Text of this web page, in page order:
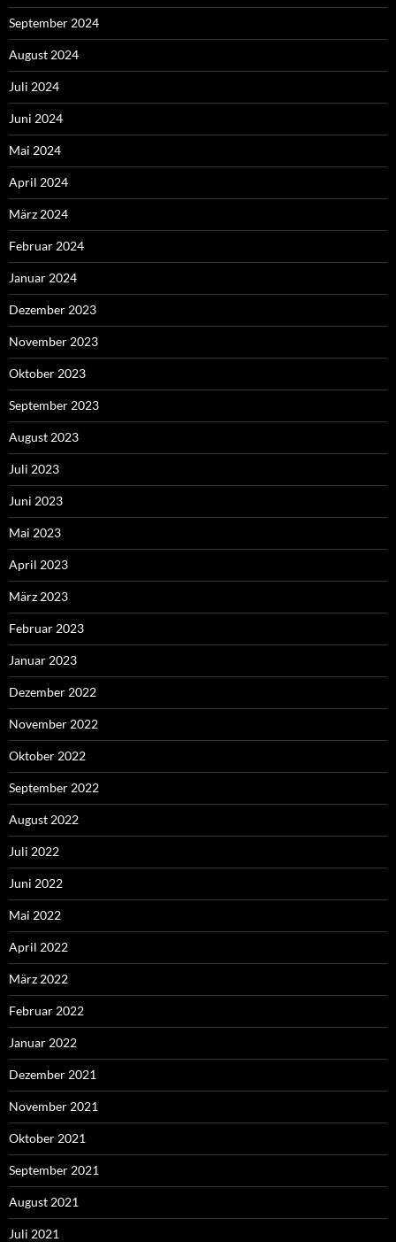
September 2024
August 2024
Juli 2024
Juni 2024
Mai 2024
April 2024
März 2024
Februar 2024
Januar 2024
Dezember 2023
November 2023
Oktober 2023
September 2023
August 2023
Juli 2023
Juni 2023
Mai 2023
April 2023
März 2023
Februar 2023
Januar 2023
Dezember 2022
November 2022
Oktober 2022
September 2022
August 2022
Juli 2022
Juni 2022
Mai 2022
April 2022
März 2022
Februar 2022
Januar 2022
Dezember 2021
November 2021
Oktober 2021
September 2021
August 2021
Juli 2021